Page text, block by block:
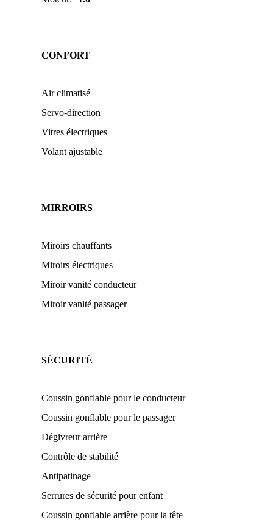
CONFORT
Air climatisé
Servo-direction
Vitres électriques
Volant ajustable
MIRROIRS
Miroirs chauffants
Miroirs électriques
Miroir vanité conducteur
Miroir vanité passager
SÉCURITÉ
Coussin gonflable pour le conducteur
Coussin gonflable pour le passager
Dégivreur arrière
Contrôle de stabilité
Antipatinage
Serrures de sécurité pour enfant
Coussin gonflable arrière pour la tête